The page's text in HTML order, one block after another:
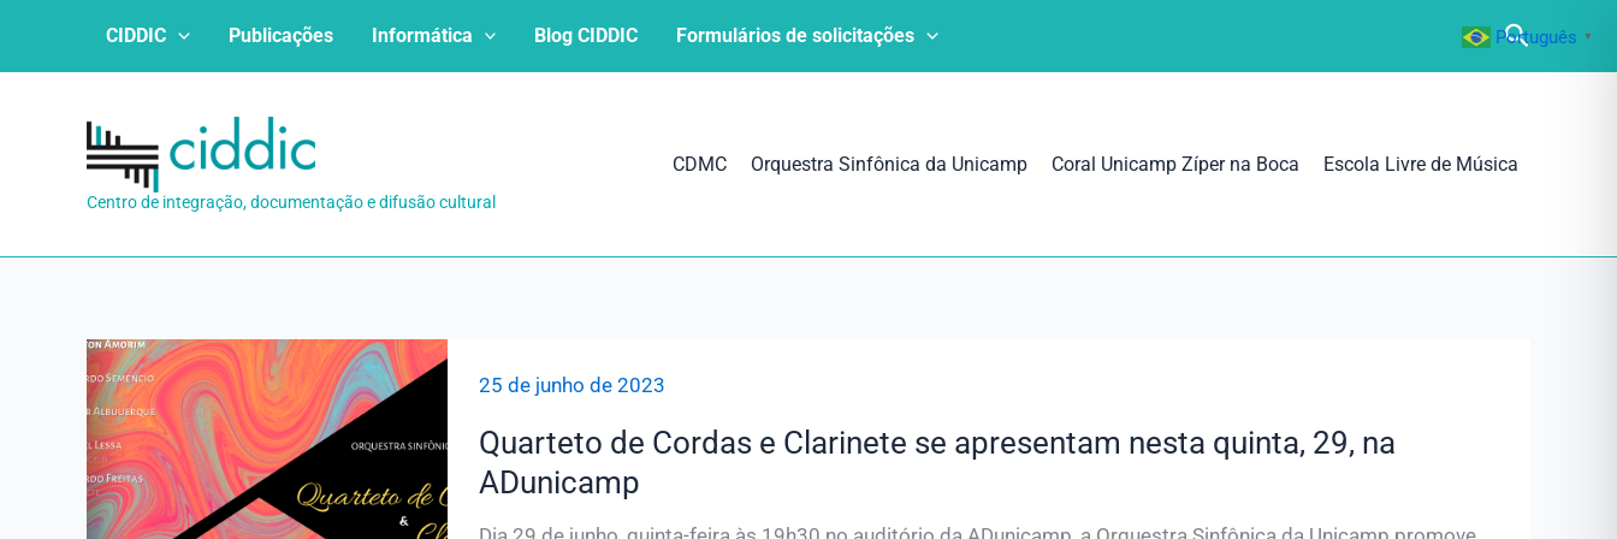
CIDDIC Publicações Informática Blog CIDDIC Formulários de solicitações
Centro de integração, documentação e difusão cultural
CDMC Orquestra Sinfônica da Unicamp Coral Unicamp Zíper na Boca Escola Livre de Música
25 de junho de 2023
Quarteto de Cordas e Clarinete se apresentam nesta quinta, 29, na
ADunicamp
Português ▼